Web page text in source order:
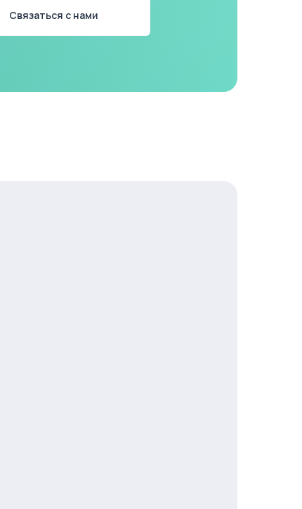
Связаться с нами